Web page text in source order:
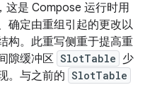
，这是 Compose 运行时用
确定由重组引起的更改以
构。此重写侧重于提高重
隙缓冲区 SlotTable 少
。与之前的 SlotTable